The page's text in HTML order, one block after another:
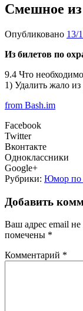
Смешное
Опубликовано 13/
Из билетов по
9.4 Что
1) Удалить жало из
from Bash.im
Facebook
Twitter
Вконтакте
Одноклассники
Google+
Рубрики: Юмор
Добавить
Ваш адрес email не
помечены *
Комментарий *